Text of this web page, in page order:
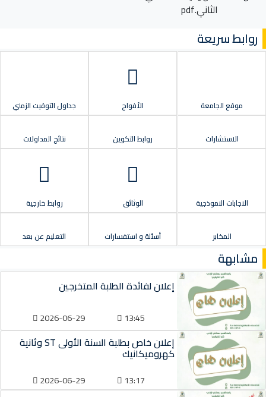
الثاني.pdf
روابط سريعة
موقع الجامعة الأفواج جداول التوقيت الزمني
الاستشارات روابط التكوين نتائج المداولات
الاجابات النموذجية الوثائق روابط خارجية
المخابر أسئلة و استفسارات التعليم عن بعد
مشابهة
إعلان لفائدة الطلبة المتخرجين
13:45
2026-06-29
إعلان خاص بطلبة السنة الأولى ST وثانية
كهروميكانيك
13:17
2026-06-29